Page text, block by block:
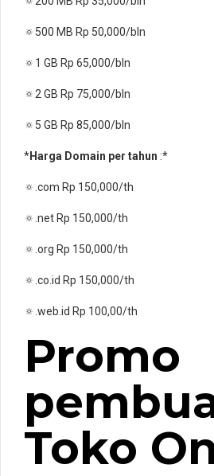
🔅500 MB Rp 50,000/bln
🔅1 GB Rp 65,000/bln
🔅2 GB Rp 75,000/bln
🔅5 GB Rp 85,000/bln
*Harga Domain per tahun :*
🔅.com Rp 150,000/th
🔅.net Rp 150,000/th
🔅.org Rp 150,000/th
🔅.co.id Rp 150,000/th
🔅.web.id Rp 100,00/th
Promo
Toko